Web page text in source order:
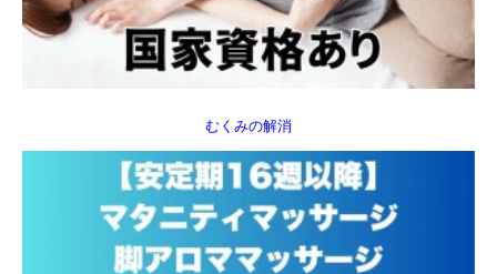
むくみの解消